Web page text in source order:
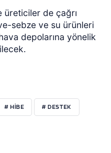
üreticiler de çağrı
sebze ve su ürünleri
depolarına yönelik
# HİBE # DESTEK